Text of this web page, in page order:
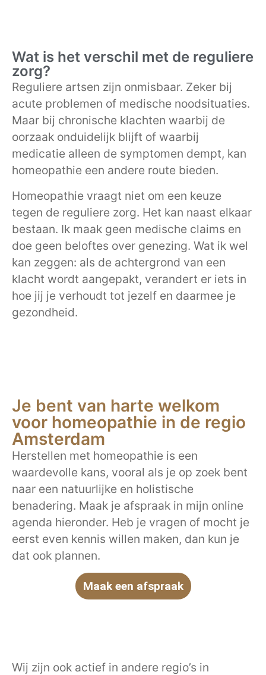
Wat is het verschil met de reguliere
zorg?
Reguliere artsen zijn onmisbaar. Zeker bij
acute problemen of medische noodsituaties.
Maar bij chronische klachten waarbij de
oorzaak onduidelijk blijft of waarbij
medicatie alleen de symptomen dempt, kan
homeopathie een andere route bieden.
Homeopathie vraagt niet om een keuze
tegen de reguliere zorg. Het kan naast elkaar
bestaan. Ik maak geen medische claims en
doe geen beloftes over genezing. Wat ik wel
kan zeggen: als de achtergrond van een
klacht wordt aangepakt, verandert er iets in
hoe jij je verhoudt tot jezelf en daarmee je
gezondheid.
Je bent van harte welkom
voor homeopathie in de regio
Amsterdam
Herstellen met homeopathie is een
waardevolle kans, vooral als je op zoek bent
naar een natuurlijke en holistische
benadering. Maak je afspraak in mijn online
agenda hieronder. Heb je vragen of mocht je
eerst even kennis willen maken, dan kun je
dat ook plannen.
Maak een afspraak
Wij zijn ook actief in andere regio’s in